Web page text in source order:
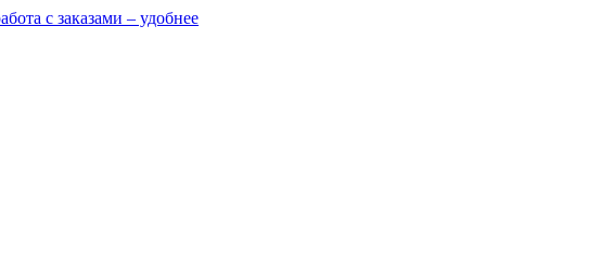
с заказами – удобнее